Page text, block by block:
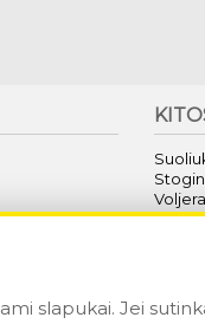
slapukai. Jei